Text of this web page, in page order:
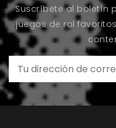
Suscríbete al boletín
juegos de rol